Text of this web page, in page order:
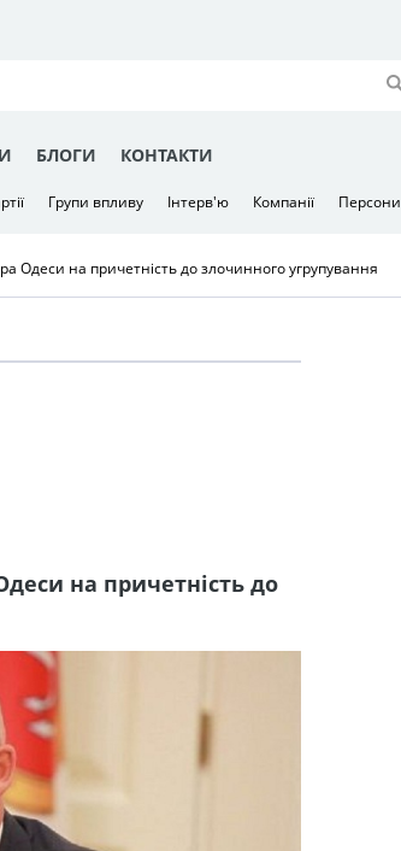
БЛОГИ КОНТАКТИ
Групи впливу Інтерв'ю Компанії Персони
Одеси на причетність до злочинного угрупування
на причетність до